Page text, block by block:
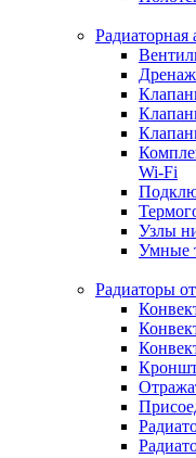
Радиаторная
Wi-Fi
Узлы
Умные
Радиаторы